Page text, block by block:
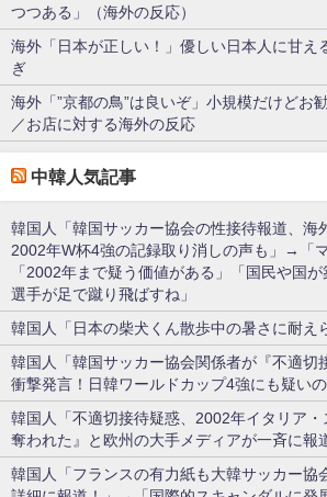
つつある」（海外の反応）
海外「日本が正しい！」優しい日本人に甘え
ぎ
海外「”京都の鳥”は良いぞ」小規模だけどお
／お店に対する海外の反応
中韓人気記事
韓国人「韓国サッカー協会の性接待報道、海
2002年W杯4強の記録取り消しの声も」→「
「2002年まで疑う価値がある」「国民や国
選手が足で蹴り飛ばすね」
韓国人「日本の柴犬くん散歩中の暑さに耐え
韓国人「韓国サッカー協会関係者が『不適切
衝撃発言！日韓ワールドカップ4強にも疑いの
韓国人「不適切接待疑惑、2002年イタリア・
奪われた』と欧州の大手メディアが一斉に報
韓国人「フランスの有力紙も大韓サッカー協